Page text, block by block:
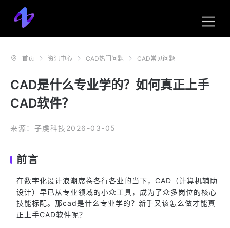
首页 资讯中心 CAD热门问题 CAD常见问题
CAD是什么专业学的？如何真正上手
CAD软件？
来源：子虔科技 2026-03-05
前言
在数字化设计浪潮席卷各行各业的当下，CAD（计算机辅助
设计）早已从专业领域的小众工具，成为了众多岗位的核心
技能标配。那cad是什么专业学的？新手又该怎么做才能真
正上手CAD软件呢？